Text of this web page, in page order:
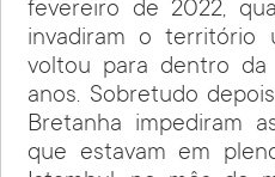
fevereiro de 2022,
invadiram o território
voltou para dentro
anos. Sobretudo
Bretanha impediram
que estavam em